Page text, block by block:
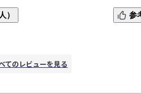
ージが格好良くて好きです。リピ
）
洗うの
が薄れ
参
てのレビューを見る